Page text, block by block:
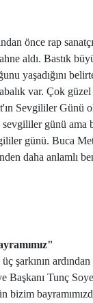
önce rap
aldı. Bastık
yaşadığını
var. Çok
Sevgililer Günü
sevgililer günü ama
günü. Buca
daha anlamlı
şarkının
Tunç
bizim